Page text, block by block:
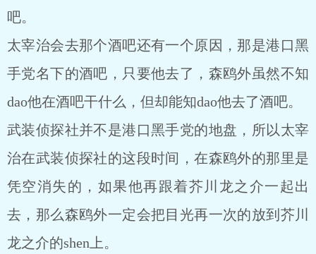
吧。
太宰治会去那个酒吧还有一个原因，那是港口黑
手党名下的酒吧，只要他去了，森鸥外虽然不知
dao他在酒吧干什么，但却能知dao他去了酒吧。
武装侦探社并不是港口黑手党的地盘，所以太宰
治在武装侦探社的这段时间，在森鸥外的那里是
凭空消失的，如果他再跟着芥川龙之介一起出
去，那么森鸥外一定会把目光再一次的放到芥川
龙之介的shen上。